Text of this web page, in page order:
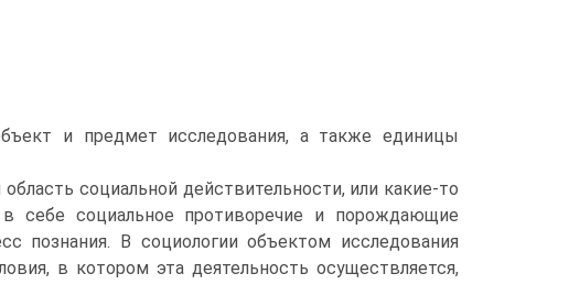
и предмет исследования, а также единицы
социальной действительности, или какие-то
себе социальное противоречие и порождающие
познания. В социологии объектом исследования
в котором эта деятельность осуществляется,